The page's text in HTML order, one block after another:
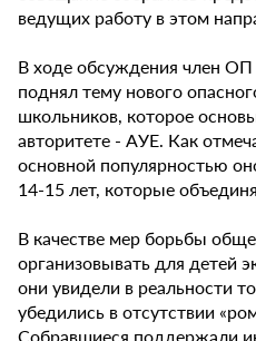
ведущих работу в этом
В ходе обсуждения член
поднял тему нового
школьников, которое
авторитете - АУЕ. Как
основной популярностью
14-15 лет, которые
В качестве мер борьбы
организовывать для детей
они увидели в реальности
убедились в отсутствии